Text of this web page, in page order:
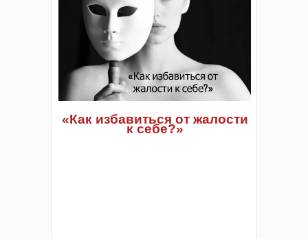
«Как избавиться от жалости
к себе?»